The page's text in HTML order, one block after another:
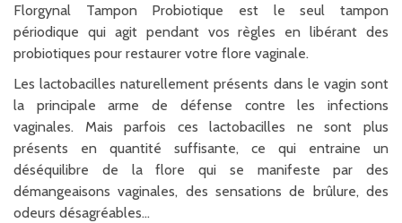
Florgynal Tampon Probiotique est le seul tampon
périodique qui agit pendant vos règles en libérant des
probiotiques pour restaurer votre flore vaginale.
Les lactobacilles naturellement présents dans le vagin sont
la principale arme de défense contre les infections
vaginales. Mais parfois ces lactobacilles ne sont plus
présents en quantité suffisante, ce qui entraine un
déséquilibre de la flore qui se manifeste par des
démangeaisons vaginales, des sensations de brûlure, des
odeurs désagréables…